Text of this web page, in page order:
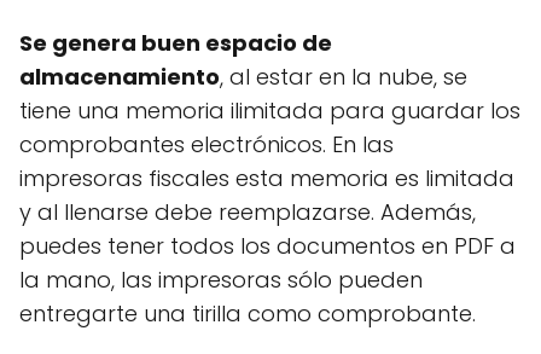
Se genera buen espacio de
almacenamiento, al estar en la nube, se
tiene una memoria ilimitada para guardar los
comprobantes electrónicos. En las
impresoras fiscales esta memoria es limitada
y al llenarse debe reemplazarse. Además,
puedes tener todos los documentos en PDF a
la mano, las impresoras sólo pueden
entregarte una tirilla como comprobante.